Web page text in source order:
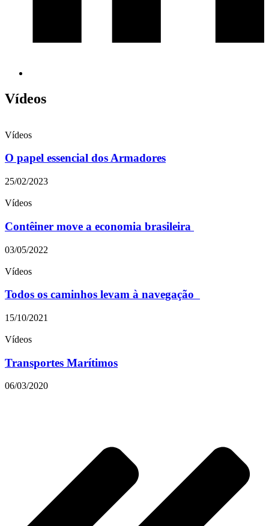
Vídeos
Vídeos
O papel essencial dos Armadores
25/02/2023
Vídeos
Contêiner move a economia brasileira
03/05/2022
Vídeos
Todos os caminhos levam à navegação
15/10/2021
Vídeos
Transportes Marítimos
06/03/2020